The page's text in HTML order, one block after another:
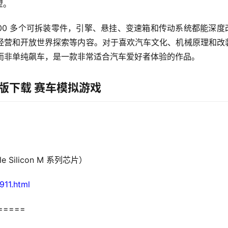
多个可拆装零件，引擎、悬挂、变速箱和传动系统都能深度
和开放世界探索等内容。对于喜欢汽车文化、机械原理和改
单纯飙车，是一款非常适合汽车爱好者体验的作品。
下载 赛车模拟游戏
Silicon M 系列芯片）